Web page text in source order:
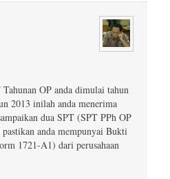
OP anda dimulai tahun
2013 inilah anda menerima
dua SPT (SPT PPh OP
anda mempunyai Bukti
1721-A1) dari perusahaan